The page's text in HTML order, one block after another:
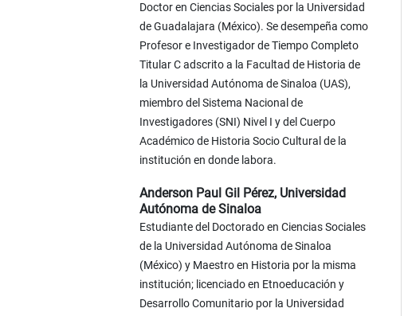
Doctor en Ciencias Sociales por la Universidad
de Guadalajara (México). Se desempeña como
Profesor e Investigador de Tiempo Completo
Titular C adscrito a la Facultad de Historia de
la Universidad Autónoma de Sinaloa (UAS),
miembro del Sistema Nacional de
Investigadores (SNI) Nivel I y del Cuerpo
Académico de Historia Socio Cultural de la
institución en donde labora.
Anderson Paul Gil Pérez, Universidad
Autónoma de Sinaloa
Estudiante del Doctorado en Ciencias Sociales
de la Universidad Autónoma de Sinaloa
(México) y Maestro en Historia por la misma
institución; licenciado en Etnoeducación y
Desarrollo Comunitario por la Universidad